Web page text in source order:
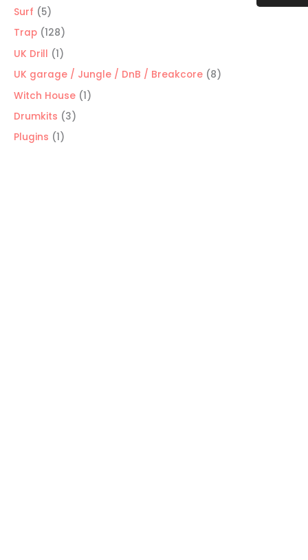
Surf 55
productos
Trap 128128
productos
UK Drill 11
producto
UK garage / Jungle / DnB / Breakcore 88
Witch House 11
Drumkits 33
Plugins 11